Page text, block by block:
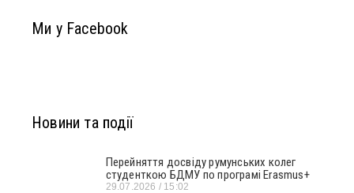
Ми у Facebook
Новини та події
Перейняття досвіду румунських колег
студенткою БДМУ по програмі Erasmus+
29.07.2026 15:02